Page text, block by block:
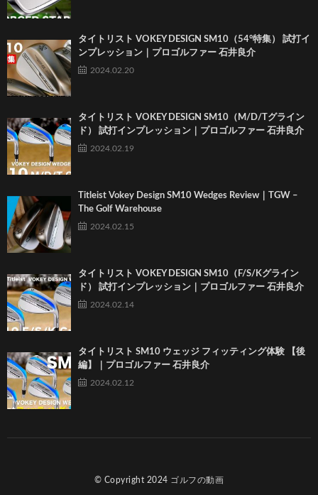
タイトリスト VOKEY DESIGN SM10（54°特集） 試打イ
ンプレッション｜プロゴルファー 石井良介
2024.02.20
タイトリスト VOKEY DESIGN SM10（M/D/Tグライン
ド） 試打インプレッション｜プロゴルファー 石井良介
2024.02.19
Titleist Vokey Design SM10 Wedges Review｜TGW –
The Golf Warehouse
2024.02.15
タイトリスト VOKEY DESIGN SM10（F/S/Kグライン
ド） 試打インプレッション｜プロゴルファー 石井良介
2024.02.14
タイトリスト SM10 ウェッジ フィッティング体験 【後
編】｜プロゴルファー 石井良介
2024.02.12
© Copyright 2024 ゴルフの動画